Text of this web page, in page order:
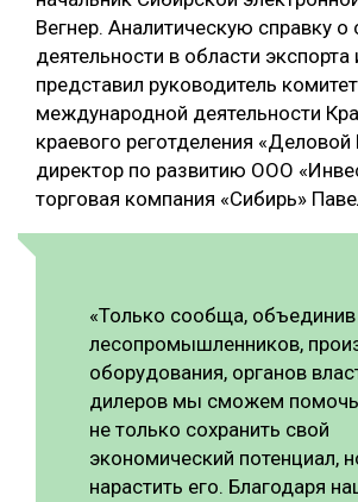
Вегнер. Аналитическую справку о
деятельности в области
представил руководитель
международной деятельности
краевого реготделения «Деловой
директор по развитию ООО
торговая компания «Сибирь»
«Только сообща, объединив
лесопромышленников,
оборудования, органов
дилеров мы сможем помочь
не только сохранить свой
экономический потенциал,
нарастить его. Благодаря